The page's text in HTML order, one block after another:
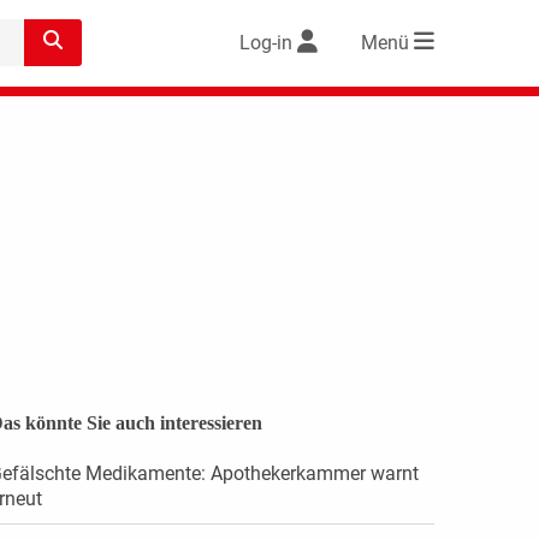
Log-in Menü
könnte Sie auch interessieren
Medikamente: Apothekerkammer warnt